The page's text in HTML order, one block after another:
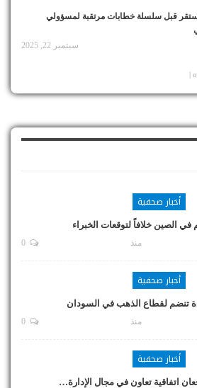
يستقر قبل سلسلة خطابات مرتقبة لمسؤولي
سبتمبر 22, 2025
أخبار صحفية
في الصين خلافاً لتوقعات الخبراء
منذ
أخبار صحفية
منذ
أخبار صحفية
اتفاقية تعاون في مجال الإدارة…